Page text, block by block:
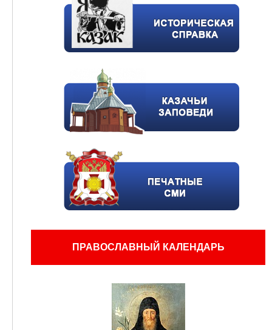
ПРАВОСЛАВНЫЙ КАЛЕНДАРЬ